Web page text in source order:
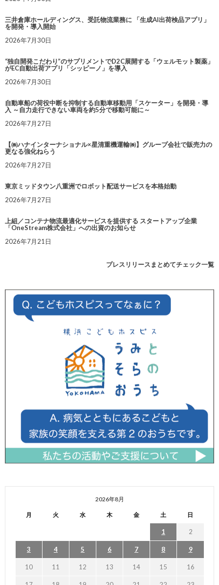
三井倉庫ホールディングス、受託物流業務に 「生成AI出荷検品アプリ」
を開発・導入開始
2026年7月30日
“独自開発こだわり”のサプリメントでD2C展開する「ウェルモット製薬」
がEC自動出荷アプリ「シッピーノ」を導入
2026年7月30日
自動車船の荷役中断を抑制する自動車移動用「スケーター」を開発・導
入 ～自力走行できない車両を約5分で移動可能に～
2026年7月27日
【㈱ハナインターナショナル×星清重機運輸㈱】グループ会社で販売力の
更なる強化ねらう
2026年7月27日
東京ミッドタウン八重洲でロボット配送サービスを本格始動
2026年7月27日
上組／コンテナ物流最適化サービスを提供する スタートアップ企業
「OneStream株式会社」への出資のお知らせ
2026年7月21日
プレスリリースまとめてチェック一覧
2026年8月
月 火 水 木 金 土 日
1 2
3 4 5 6 7 8 9
10 11 12 13 14 15 16